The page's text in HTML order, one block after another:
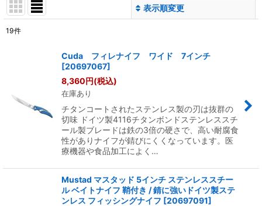
表示順変更
絞り込む
19件
Cuda フィレナイフ ワイド 7インチ
[20697067]
8,360円(税込)
在庫あり
チタンコートされたステンレス製の刃は抜群の
切味 ドイツ製4116チタンボンドステンレススチ
ール製ブレードは鉄の3倍の硬さで、高い耐腐食
性がありナイフが錆びにくくなっています。医
療機器や食品加工によく…
Mustad マスタッド 5インチ ステンレススチー
ル ベイトナイフ 鞘付き / 錆に強いドイツ製ステ
ンレス フィッシングナイフ [20697091]